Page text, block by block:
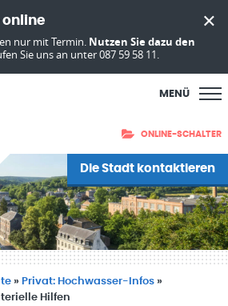
nur mit Termin. Nutzen Sie dazu den
Sie uns an unter 087 59 58 11.
MENÜ
ONLINE-SCHALTER
Die Stadt kontaktieren
» Privat: Hochwasser-Infos »
Hilfen